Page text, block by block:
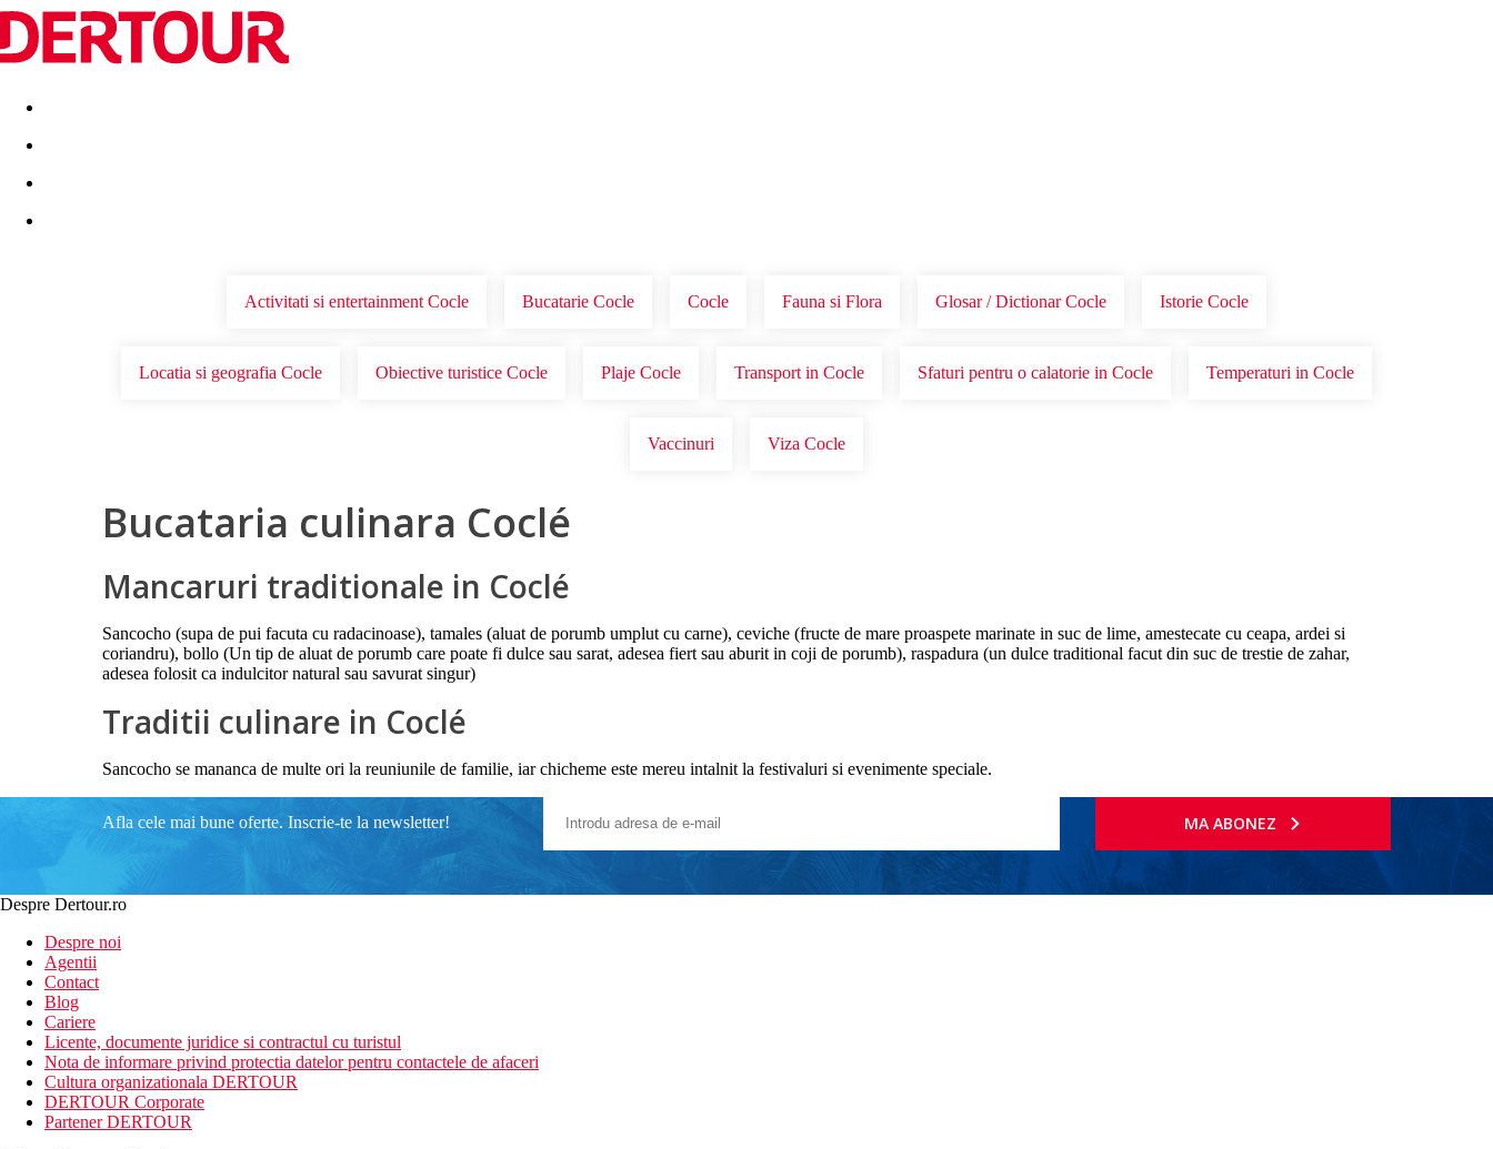
Destinatii Vacanta perfecta OFERTE DE NERATAT
Activitati si entertainment Cocle Bucatarie Cocle Cocle Fauna si Flora Glosar / Dictionar Cocle Istorie Cocle
Locatia si geografia Cocle Obiective turistice Cocle Plaje Cocle Transport in Cocle Sfaturi pentru o calatorie in Cocle Temperaturi in Cocle
Vaccinuri Viza Cocle
Bucataria culinara Coclé
Mancaruri traditionale in Coclé
Sancocho (supa de pui facuta cu radacinoase), tamales (aluat de porumb umplut cu carne), ceviche (fructe de mare proaspete marinate in suc de lime, amestecate cu ceapa, ardei si
coriandru), bollo (Un tip de aluat de porumb care poate fi dulce sau sarat, adesea fiert sau aburit in coji de porumb), raspadura (un dulce traditional facut din suc de trestie de zahar,
adesea folosit ca indulcitor natural sau savurat singur)
Traditii culinare in Coclé
Sancocho se mananca de multe ori la reuniunile de familie, iar chicheme este mereu intalnit la festivaluri si evenimente speciale.
Afla cele mai bune oferte. Inscrie-te la newsletter! MA ABONEZ
Despre Dertour.ro
Despre noi
Agentii
Contact
Blog
Cariere
Licente, documente juridice si contractul cu turistul
Nota de informare privind protectia datelor pentru contactele de afaceri
Cultura organizationala DERTOUR
DERTOUR Corporate
Partener DERTOUR